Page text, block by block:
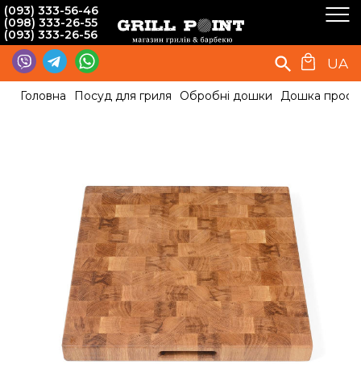
(093) 333-56-46
(098) 333-26-55
(093) 333-26-56
UA
Головна Посуд для гриля Обробні дошки Дошка